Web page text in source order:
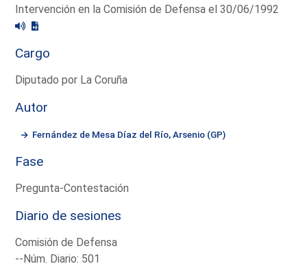
Intervención en la Comisión de Defensa el 30/06/1992
Cargo
Diputado por La Coruña
Autor
Fernández de Mesa Díaz del Río, Arsenio (GP)
Fase
Pregunta-Contestación
Diario de sesiones
Comisión de Defensa
--Núm. Diario: 501